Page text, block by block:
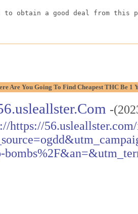
to obtain a good deal from this
Are You Going To Find Cheapest THC Be 1
-
https://